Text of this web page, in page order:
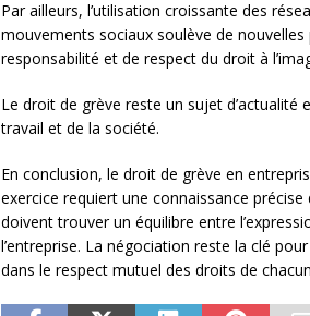
Par ailleurs, l’utilisation croissante des
mouvements sociaux soulève de
responsabilité et de respect du droit à
Le droit de grève reste un sujet
travail et de la société.
En conclusion, le droit de grève en
exercice requiert une connaissance
doivent trouver un équilibre entre
l’entreprise. La négociation reste la clé
dans le respect mutuel des droits de